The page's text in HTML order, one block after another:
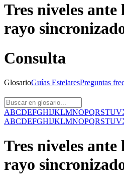
Tres niveles ante
rayo
Consulta
GlosarioGuías EstelaresPreguntas
ABCDEFGHIJKLMNOPQRSTUV
ABCDEFGHIJKLMNOPQRSTUV
Tres niveles ante
rayo